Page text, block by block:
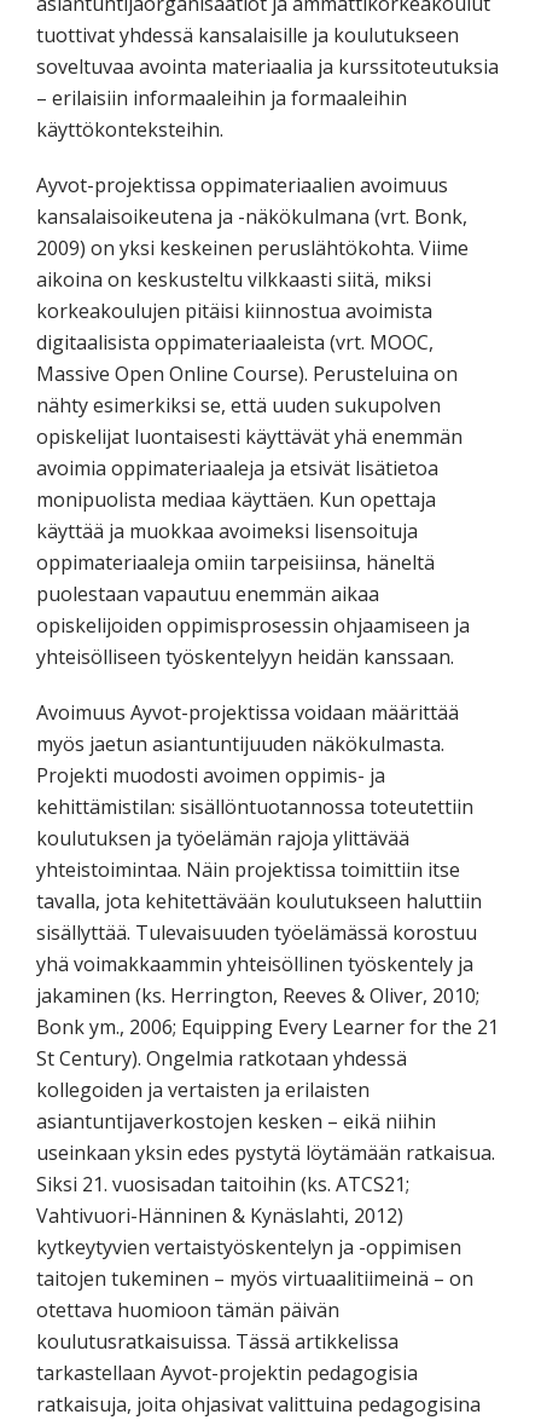
tuottivat yhdessä kansalaisille ja koulutukseen
soveltuvaa avointa materiaalia ja kurssitoteutuksia
– erilaisiin informaaleihin ja formaaleihin
käyttökonteksteihin.
Ayvot-projektissa oppimateriaalien avoimuus
kansalaisoikeutena ja -näkökulmana (vrt. Bonk,
2009) on yksi keskeinen peruslähtökohta. Viime
aikoina on keskusteltu vilkkaasti siitä, miksi
korkeakoulujen pitäisi kiinnostua avoimista
digitaalisista oppimateriaaleista (vrt. MOOC,
Massive Open Online Course). Perusteluina on
nähty esimerkiksi se, että uuden sukupolven
opiskelijat luontaisesti käyttävät yhä enemmän
avoimia oppimateriaaleja ja etsivät lisätietoa
monipuolista mediaa käyttäen. Kun opettaja
käyttää ja muokkaa avoimeksi lisensoituja
oppimateriaaleja omiin tarpeisiinsa, häneltä
puolestaan vapautuu enemmän aikaa
opiskelijoiden oppimisprosessin ohjaamiseen ja
yhteisölliseen työskentelyyn heidän kanssaan.
Avoimuus Ayvot-projektissa voidaan määrittää
myös jaetun asiantuntijuuden näkökulmasta.
Projekti muodosti avoimen oppimis- ja
kehittämistilan: sisällöntuotannossa toteutettiin
koulutuksen ja työelämän rajoja ylittävää
yhteistoimintaa. Näin projektissa toimittiin itse
tavalla, jota kehitettävään koulutukseen haluttiin
sisällyttää. Tulevaisuuden työelämässä korostuu
yhä voimakkaammin yhteisöllinen työskentely ja
jakaminen (ks. Herrington, Reeves & Oliver, 2010;
Bonk ym., 2006; Equipping Every Learner for the 21
St Century). Ongelmia ratkotaan yhdessä
kollegoiden ja vertaisten ja erilaisten
asiantuntijaverkostojen kesken – eikä niihin
useinkaan yksin edes pystytä löytämään ratkaisua.
Siksi 21. vuosisadan taitoihin (ks. ATCS21;
Vahtivuori-Hänninen & Kynäslahti, 2012)
kytkeytyvien vertaistyöskentelyn ja -oppimisen
taitojen tukeminen – myös virtuaalitiimeinä – on
otettava huomioon tämän päivän
koulutusratkaisuissa. Tässä artikkelissa
tarkastellaan Ayvot-projektin pedagogisia
ratkaisuja, joita ohjasivat valittuina pedagogisina